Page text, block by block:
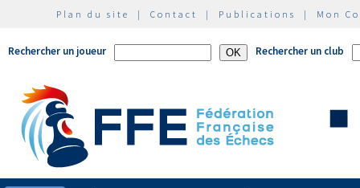
Plan du site | Contact | Publications | Mon
Rechercher un joueur Rechercher un club